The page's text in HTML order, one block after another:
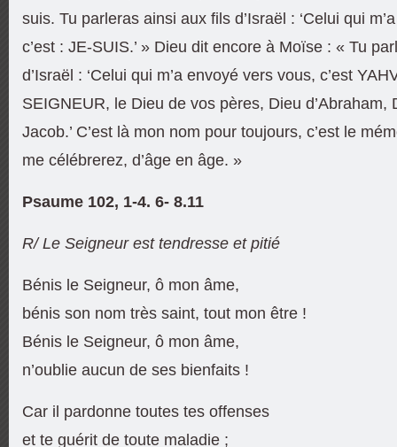
suis. Tu parleras ainsi aux fils d’Israël : ‘Celui qui
c’est : JE-SUIS.’ » Dieu dit encore à Moïse : « Tu
d’Israël : ‘Celui qui m’a envoyé vers vous, c’est
SEIGNEUR, le Dieu de vos pères, Dieu d’Abraham,
Jacob.’ C’est là mon nom pour toujours, c’est le
me célébrerez, d’âge en âge. »
Psaume 102, 1-4. 6- 8.11
R/ Le Seigneur est tendresse et pitié
Bénis le Seigneur, ô mon âme,
bénis son nom très saint, tout mon être !
Bénis le Seigneur, ô mon âme,
n’oublie aucun de ses bienfaits !
Car il pardonne toutes tes offenses
et te guérit de toute maladie ;